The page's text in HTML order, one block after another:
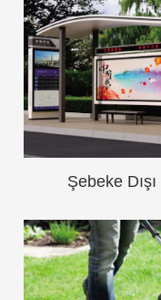
Şebeke